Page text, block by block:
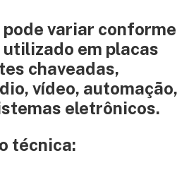
pode variar conforme
utilizado em placas
chaveadas,
vídeo, automação,
eletrônicos.
técnica: